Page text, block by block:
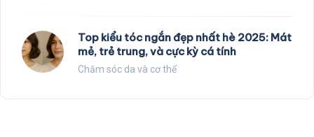
Top kiểu tóc ngắn đẹp nhất hè 2025: Mát
mẻ, trẻ trung, và cực kỳ cá tính
Chăm sóc da và cơ thể